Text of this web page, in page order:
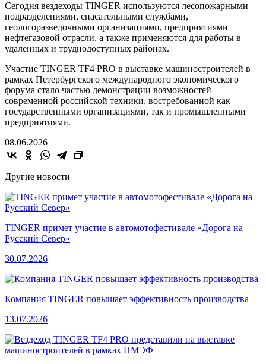
Сегодня вездеходы TINGER используются лесопожарными
подразделениями, спасательными службами,
геологоразведочными организациями, предприятиями
нефтегазовой отрасли, а также применяются для работы в
удаленных и труднодоступных районах.
Участие TINGER TF4 PRO в выставке машиностроителей в
рамках Петербургского международного экономического
форума стало частью демонстрации возможностей
современной российской техники, востребованной как
государственными организациями, так и промышленными
предприятиями.
08.06.2026
Другие новости
TINGER примет участие в автомотофестивале «Дорога на
Русский Север»
30.07.2026
Компания TINGER повышает эффективность производства
13.07.2026